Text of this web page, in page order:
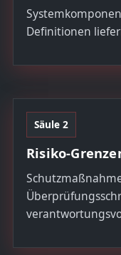
Definitionen
Säule 2
Risiko-